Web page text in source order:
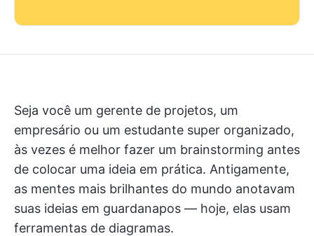
Seja você um gerente de projetos, um
empresário ou um estudante super organizado,
às vezes é melhor fazer um brainstorming antes
de colocar uma ideia em prática. Antigamente,
as mentes mais brilhantes do mundo anotavam
suas ideias em guardanapos — hoje, elas usam
ferramentas de diagramas.